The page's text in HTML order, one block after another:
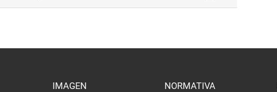
IMAGEN NORMATIVA